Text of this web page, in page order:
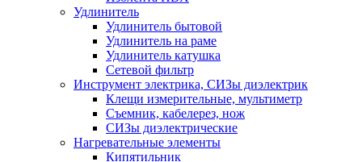
Удлинитель
Удлинитель бытовой
Удлинитель на раме
Удлинитель катушка
Сетевой фильтр
Инструмент электрика, СИЗы диэлектрик
Клещи измерительные, мультиметр
Съемник, кабелерез, нож
СИЗы диэлектрические
Нагревательные элементы
Кипятильник